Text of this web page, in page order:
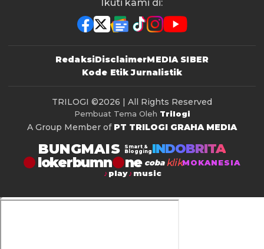
Ikuti kami di:
RedaksiDisclaimerMEDIA SIBER
Kode Etik Jurnalistik
TRILOGI ©2026 | All Rights Reserved
Pembuat Tema Oleh Trilogi
A Group Member of PT TRILOGI GRAHA MEDIA
BUNGMAIS
Smart &
Blogging INDOBRITA
lokerbumn coba klikMOKANESIA
play
music